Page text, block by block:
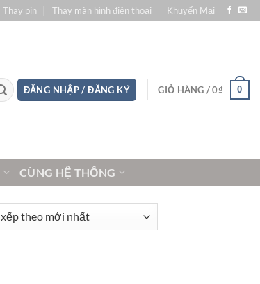
Thay pin Thay màn hình điện thoại Khuyến Mại
ĐĂNG NHẬP / ĐĂNG KÝ GIỎ HÀNG /0₫ 0
CÙNG HỆ THỐNG